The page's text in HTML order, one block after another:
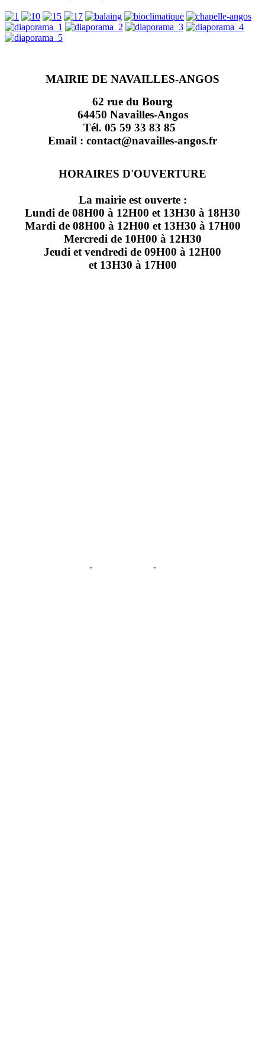
MAIRIE DE NAVAILLES-ANGOS
62 rue du Bourg
64450 Navailles-Angos
Tél. 05 59 33 83 85
Email : contact@navailles-angos.fr
HORAIRES D'OUVERTURE
La mairie est ouverte :
Lundi de 08H00 à 12H00 et 13H30 à 18H30
Mardi de 08H00 à 12H00 et 13H30 à 17H00
Mercredi de 10H00 à 12H30
Jeudi et vendredi de 09H00 à 12H00
et 13H30 à 17H00
- -